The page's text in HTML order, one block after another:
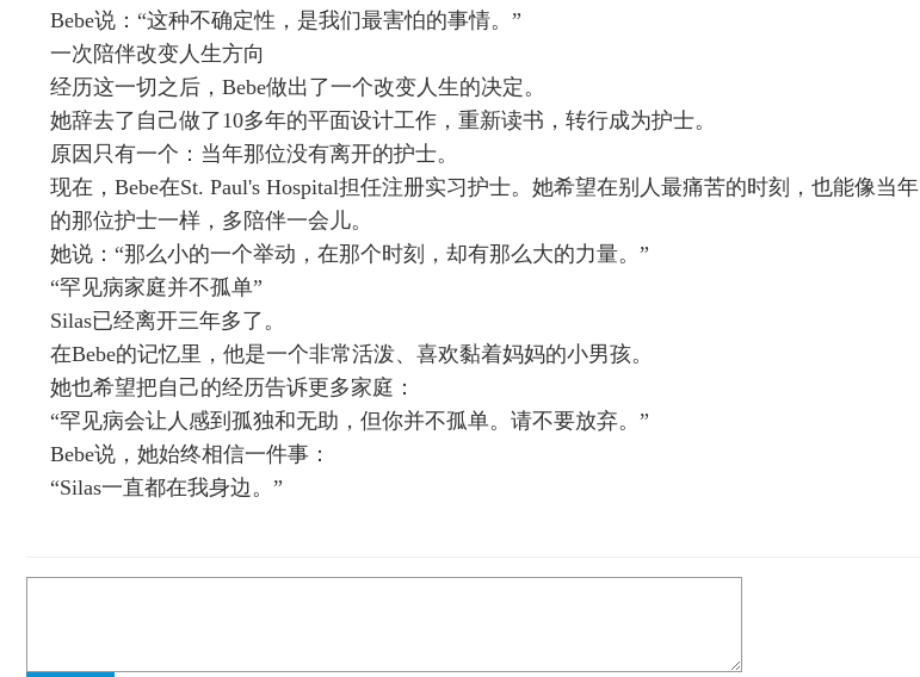
Bebe说：“这种不确定性，是我们最害怕的事情。”
一次陪伴改变人生方向
经历这一切之后，Bebe做出了一个改变人生的决定。
她辞去了自己做了10多年的平面设计工作，重新读书，转行成为护士。
原因只有一个：当年那位没有离开的护士。
现在，Bebe在St. Paul's Hospital担任注册实习护士。她希望在别人最痛苦的时刻，也能像当年
的那位护士一样，多陪伴一会儿。
她说：“那么小的一个举动，在那个时刻，却有那么大的力量。”
“罕见病家庭并不孤单”
Silas已经离开三年多了。
在Bebe的记忆里，他是一个非常活泼、喜欢黏着妈妈的小男孩。
她也希望把自己的经历告诉更多家庭：
“罕见病会让人感到孤独和无助，但你并不孤单。请不要放弃。”
Bebe说，她始终相信一件事：
“Silas一直都在我身边。”